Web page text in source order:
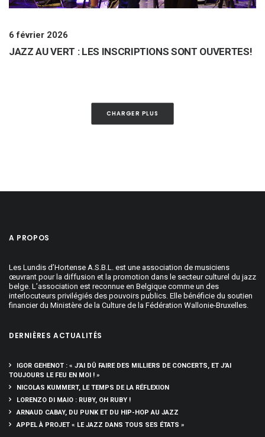
6 février 2026
JAZZ AU VERT : LES INSCRIPTIONS SONT OUVERTES!
CHARGER PLUS
A PROPOS
Les Lundis d’Hortense A.S.B.L. est une association de musiciens
œuvrant pour la diffusion et la promotion dans le secteur culturel du jazz
belge. L’association est reconnue en Belgique comme un des
interlocuteurs privilégiés des pouvoirs publics. Elle bénéficie du soutien
financier du Ministère de la Culture de la Fédération Wallonie-Bruxelles.
DERNIÈRES ACTUALITÉS
IGOR GEHENOT : « J’AI DÛ FAIRE DES MILLIERS DE CONCERTS, ET J’AI
TOUJOURS LE FEU EN MOI ! »
NICOLAS KUMMERT, LE TEMPS DE LA RÉFLEXION
LORENZO DI MAIO : RUBY, OH RUBY !
ARNAUD CABAY, DU PUNK ET DU HIP-HOP AU JAZZ
APPEL À PROJET « LE JAZZ DANS TOUS SES ÉTATS »